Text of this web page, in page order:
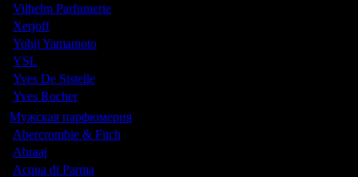
Vilhelm Parfumerie
Xerjoff
Yohji Yamamoto
YSL
Yves De Sistelle
Yves Rocher
Мужская парфюмерия
Abercrombie & Fitch
Abraaj
Acqua di Parma